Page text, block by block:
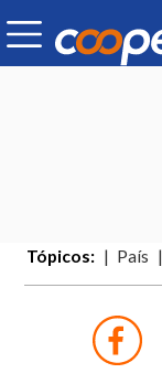
Tópicos: País